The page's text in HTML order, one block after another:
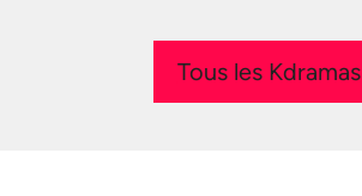
Tous les Kdramas